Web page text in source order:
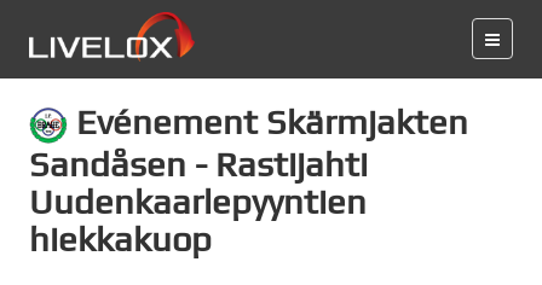
Evénement Skärmjakten
Sandåsen - Rastijahti
Uudenkaarlepyyntien
hiekkakuop